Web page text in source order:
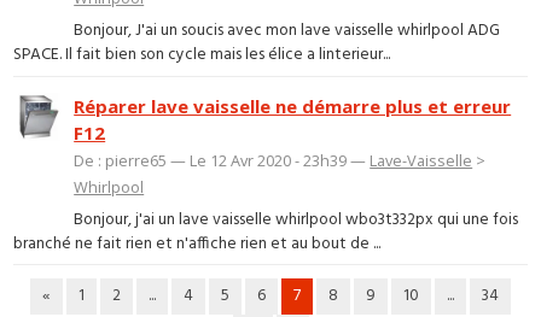
Bonjour, J'ai un soucis avec mon lave vaisselle whirlpool ADG
SPACE. Il fait bien son cycle mais les élice a linterieur...
Réparer lave vaisselle ne démarre plus et erreur
F12
De : pierre65 — Le 12 Avr 2020 - 23h39 — Lave-Vaisselle >
Whirlpool
Bonjour, j'ai un lave vaisselle whirlpool wbo3t332px qui une fois
branché ne fait rien et n'affiche rien et au bout de ...
« 1 2 ... 4 5 6 7 8 9 10 ...
34